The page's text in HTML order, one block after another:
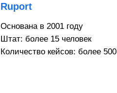
Основана в 2001 году
Штат: более 15 человек
Количество кейсов: более 500
Ruport